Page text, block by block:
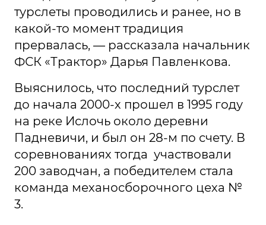
турслеты проводились и ранее, но в
какой-то момент традиция
прервалась, — рассказала начальник
ФСК «Трактор» Дарья Павленкова.
Выяснилось, что последний турслет
до начала 2000-х прошел в 1995 году
на реке Ислочь около деревни
Падневичи, и был он 28-м по счету. В
соревнованиях тогда участвовали
200 заводчан, а победителем стала
команда механосборочного цеха №
3.